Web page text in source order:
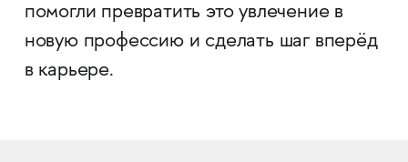
помогли превратить это увлечение в
новую профессию и сделать шаг вперёд
в карьере.